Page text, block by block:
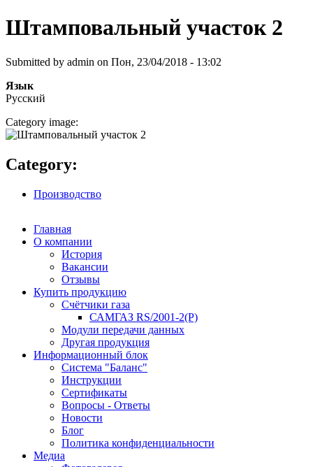
Штамповальный участок 2
Submitted by admin on Пон, 23/04/2018 - 13:02
Язык
Русский
Category image:
Category:
Производство
Главная
О компании
История
Вакансии
Отзывы
Купить продукцию
Счётчики газа
САМГАЗ RS/2001-2(Р)
Модули передачи данных
Другая продукция
Информационный блок
Система "Баланс"
Инструкции
Cертификаты
Вопросы - Ответы
Новости
Блог
Политика конфиденциальности
Медиа